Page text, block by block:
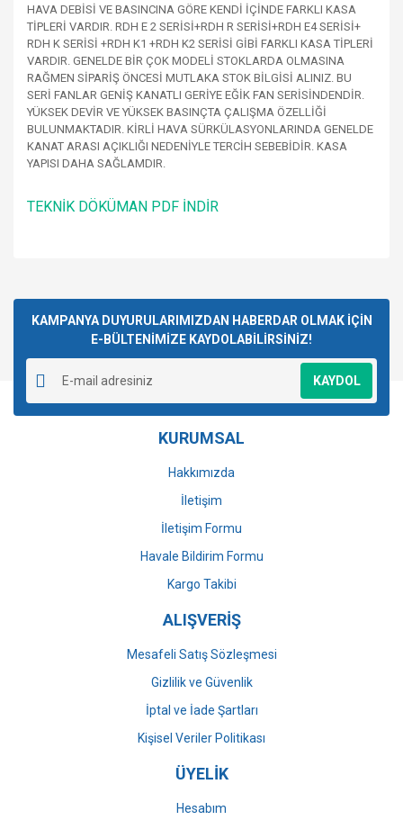
HAVA DEBİSİ VE BASINCINA GÖRE KENDİ İÇİNDE FARKLI KASA
TİPLERİ VARDIR. RDH E 2 SERİSİ+RDH R SERİSİ+RDH E4 SERİSİ+
RDH K SERİSİ +RDH K1 +RDH K2 SERİSİ GİBİ FARKLI KASA TİPLERİ
VARDIR. GENELDE BİR ÇOK MODELİ STOKLARDA OLMASINA
RAĞMEN SİPARİŞ ÖNCESİ MUTLAKA STOK BİLGİSİ ALINIZ. BU
SERİ FANLAR GENİŞ KANATLI GERİYE EĞİK FAN SERİSİNDENDİR.
YÜKSEK DEVİR VE YÜKSEK BASINÇTA ÇALIŞMA ÖZELLİĞİ
BULUNMAKTADIR. KİRLİ HAVA SÜRKÜLASYONLARINDA GENELDE
KANAT ARASI AÇIKLIĞI NEDENİYLE TERCİH SEBEBİDİR. KASA
YAPISI DAHA SAĞLAMDIR.
TEKNİK DÖKÜMAN PDF İNDİR
Yorum Yaz
kullanarak tarafımıza iletebilirsiniz.
Görüş ve önerileriniz için teşekkür ederiz.
Ürün resmi kalitesiz, bozuk veya görüntülenemiyor.
Ürün açıklamasında eksik bilgiler bulunuyor.
Ürün bilgilerinde hatalar bulunuyor.
Ürün fiyatı diğer sitelerden daha pahalı.
Gönder
KAMPANYA DUYURULARIMIZDAN HABERDAR OLMAK İÇİN
E-BÜLTENİMİZE KAYDOLABİLİRSİNİZ!
KAYDOL
KURUMSAL
Hakkımızda
İletişim
İletişim Formu
Havale Bildirim Formu
Kargo Takibi
ALIŞVERİŞ
Mesafeli Satış Sözleşmesi
Gizlilik ve Güvenlik
İptal ve İade Şartları
Kişisel Veriler Politikası
ÜYELİK
Hesabım